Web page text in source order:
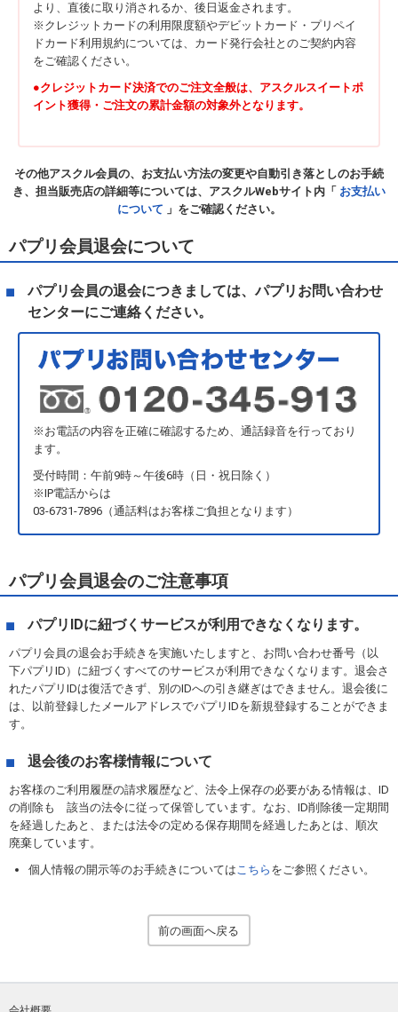
より、直後に取り消されるか、後日返金されます。
※クレジットカードの利用限度額やデビットカード・プリペイ
ドカード利用規約については、カード発行会社とのご契約内容
をご確認ください。
●クレジットカード決済でのご注文全般は、アスクルスイートポ
イント獲得・ご注文の累計金額の対象外となります。
その他アスクル会員の、お支払い方法の変更や自動引き落としのお手続
き、担当販売店の詳細等については、アスクルWebサイト内「 お支払い
について 」をご確認ください。
パプリ会員退会について
パプリ会員の退会につきましては、パプリお問い合わせ
センターにご連絡ください。
※お電話の内容を正確に確認するため、通話録音を行っており
ます。
受付時間：午前9時～午後6時（日・祝日除く）
※IP電話からは
03-6731-7896（通話料はお客様ご負担となります）
パプリ会員退会のご注意事項
パプリIDに紐づくサービスが利用できなくなります。
パプリ会員の退会お手続きを実施いたしますと、お問い合わせ番号（以
下パプリID）に紐づくすべてのサービスが利用できなくなります。退会さ
れたパプリIDは復活できず、別のIDへの引き継ぎはできません。退会後に
は、以前登録したメールアドレスでパプリIDを新規登録することができま
す。
退会後のお客様情報について
お客様のご利用履歴の請求履歴など、法令上保存の必要がある情報は、ID
の削除も 該当の法令に従って保管しています。なお、ID削除後一定期間
を経過したあと、または法令の定める保存期間を経過したあとは、順次
廃棄しています。
個人情報の開示等のお手続きについてはこちら をご参照ください。
前の画面へ戻る